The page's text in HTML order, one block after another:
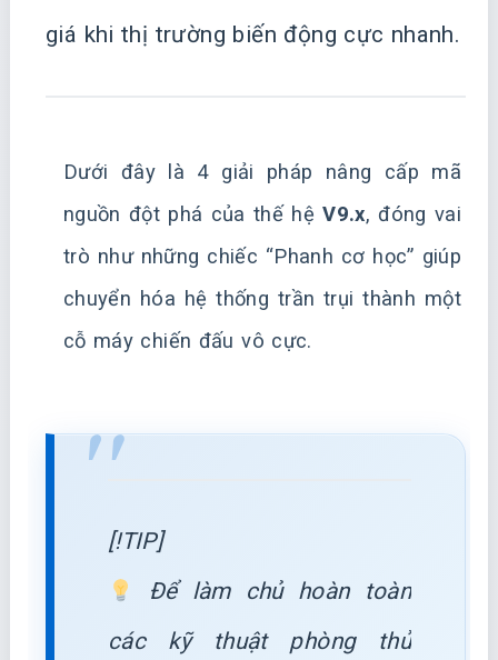
giá khi thị trường biến động cực nhanh.
Dưới đây là 4 giải pháp nâng cấp mã
nguồn đột phá của thế hệV9.x, đóng vai
trò như những chiếc “Phanh cơ học” giúp
chuyển hóa hệ thống trần trụi thành một
cỗ máy chiến đấu vô cực.
[!TIP]
Để làm chủ hoàn toàn
các kỹ thuật phòng thủ